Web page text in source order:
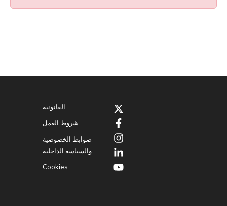
القانونية
شروط العمل
ضوابط الخصوصية
والسياسة الداخلية
Cookies